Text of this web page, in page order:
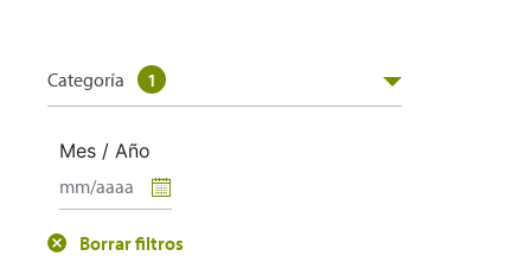
Categoría 1
Mes / Año
Borrar filtros